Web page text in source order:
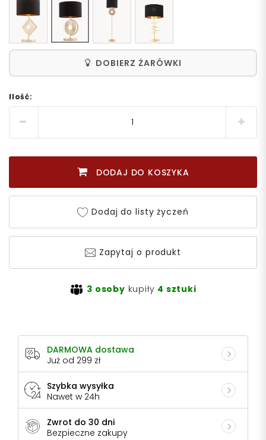
DOBIERZ ŻARÓWKI
Ilość:
DODAJ DO KOSZYKA
Dodaj do listy życzeń
Zapytaj o produkt
3 osoby kupiły 4 sztuki
DARMOWA dostawa
Już od 299 zł
Szybka wysyłka
Nawet w 24h
Zwrot do 30 dni
Bezpieczne zakupy